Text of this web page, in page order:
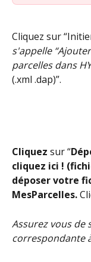
Cliquez sur
s'appelle
parcelles dans
(.xml .dap)”.
Cliquez sur “
cliquez ici !
déposer votre
MesParcelles.
Assurez vous de
correspondante